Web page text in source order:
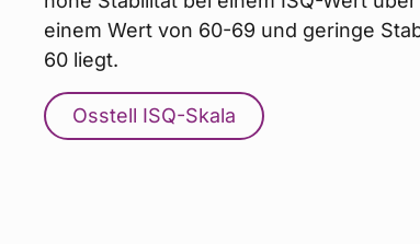
einem Wert von 60-69 und geringe
60 liegt.
Osstell ISQ-Skala